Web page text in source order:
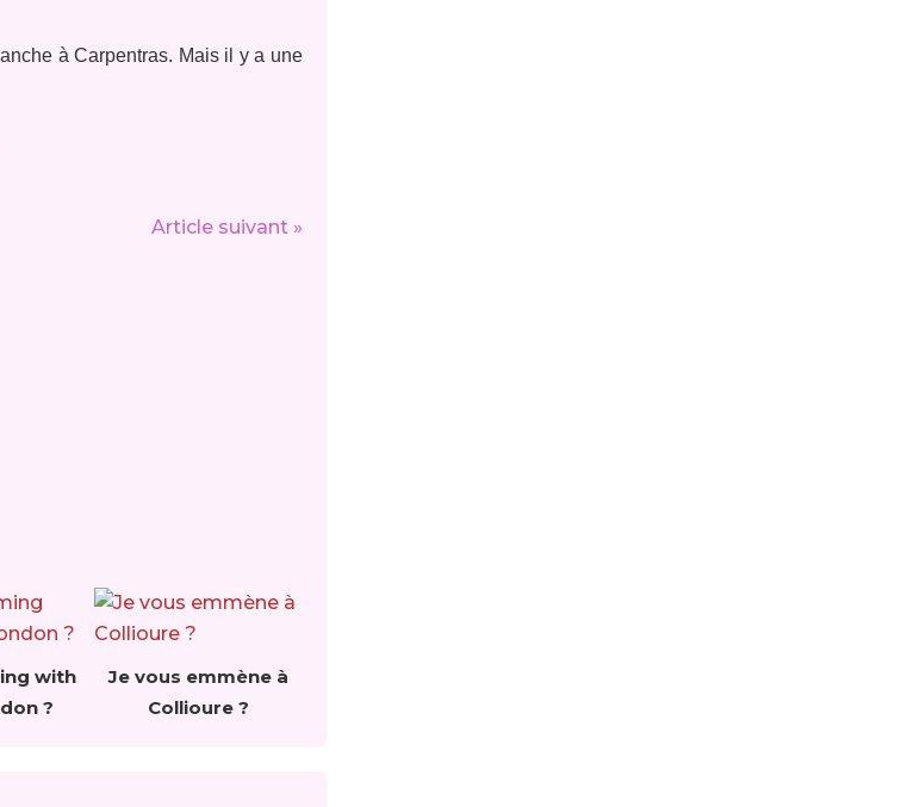
à Carpentras. Mais il y a une
Article suivant »
with
?
Je vous emmène à
Collioure ?